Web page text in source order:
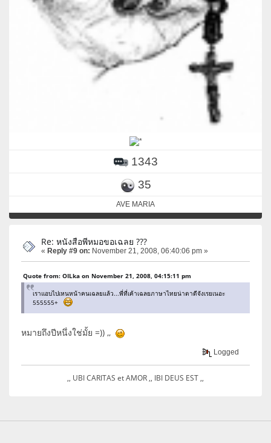
1343
35
AVE MARIA
Re: หนังสือพีหมอขอเฉลย ???
« Reply #9 on: November 21, 2008, 06:40:06 pm »
Quote from: OILka on November 21, 2008, 04:15:11 pm
เราแอบไปเหนหน้าคนเฉลยแล้ว...พี่ที่เค้าเฉลยภาษาไทยน่าตาดีจังเรยเนอะ
555555+
หมายถึงปีหนึ่งใช่มั้ย =)) ,,
Logged
,, UBI CARITAS et AMOR ,, IBI DEUS EST ,,